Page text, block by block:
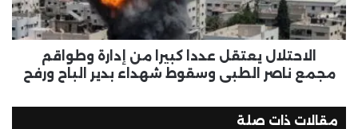
الاحتلال يعتقل عددا كبيرا من إدارة وطواقم
مجمع ناصر الطبي وسقوط شهداء بدير الباح ورفح
مقالات ذات صلة